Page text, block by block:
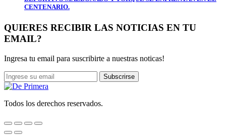
CENTENARIO.
QUIERES RECIBIR LAS NOTICIAS EN TU
EMAIL?
Ingresa tu email para suscribirte a nuestras noticas!
Subscrirse
Todos los derechos reservados.